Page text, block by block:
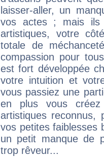
laisser-aller, un
vos actes ; mais ils
artistiques, votre
totale de
compassion pour
est fort développée
votre intuition et
vous passiez une
en plus vous
artistiques reconnus,
vos petites faiblesses
un petit manque de
trop rêveur...